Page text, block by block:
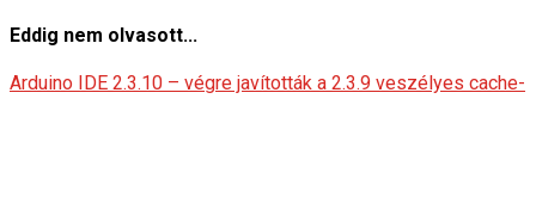
Eddig nem olvasott...
Arduino IDE 2.3.10 – végre javították a 2.3.9 veszélyes cache-